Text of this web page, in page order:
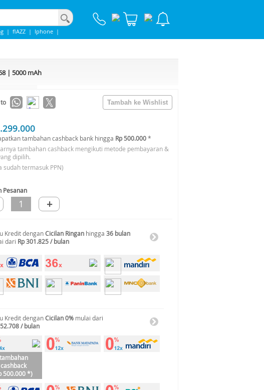
| flAZZ | Iphone |
| 5000 mAh
tambahan cashback bank hingga Rp 500.000*
tambahan cashback mengikuti metode pembayaran &
dipilih.
sudah termasuk PPN)
Pesanan
1 +
Kredit denganCicilan Ringan hingga 36 bulan
dari Rp 301.825 / bulan
Kredit denganCicilan 0% mulai dari
/ bulan
tambahan
cashback
500.000 *)